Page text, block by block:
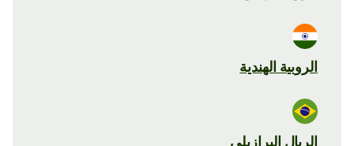
الروبية الهندية
الريال البرازيلي